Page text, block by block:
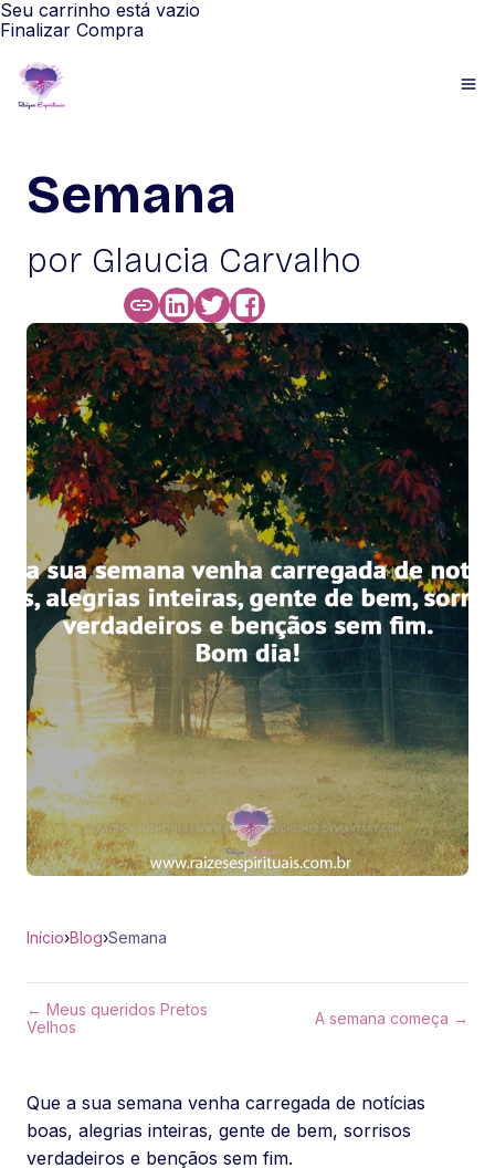
Seu carrinho está vazio
Finalizar Compra
Semana
por Glaucia Carvalho
Início›Blog›Semana
← Meus queridos Pretos
Velhos
A semana começa →
Que a sua semana venha carregada de notícias
boas, alegrias inteiras, gente de bem, sorrisos
verdadeiros e bençãos sem fim.